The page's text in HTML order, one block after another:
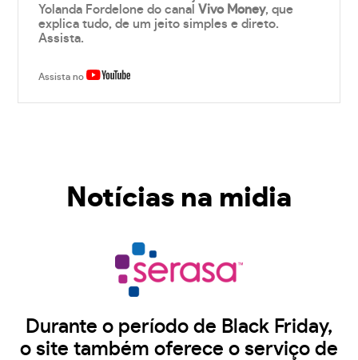
Yolanda Fordelone do canalVivo Money, que
explica tudo, de um jeito simples e direto.
Assista.
Assista no
Notícias na midia
Durante o período de Black Friday,
o site também oferece o serviço de